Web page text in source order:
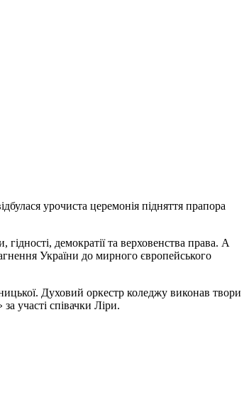
урочиста церемонія підняття прапора
демократії та верховенства права. А
України до мирного європейського
Духовий оркестр коледжу виконав твори
участі співачки Ліри.